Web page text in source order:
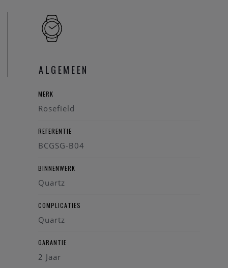
ALGEMEEN
MERK
Rosefield
REFERENTIE
BCGSG-B04
BINNENWERK
Quartz
COMPLICATIES
Quartz
GARANTIE
2 Jaar